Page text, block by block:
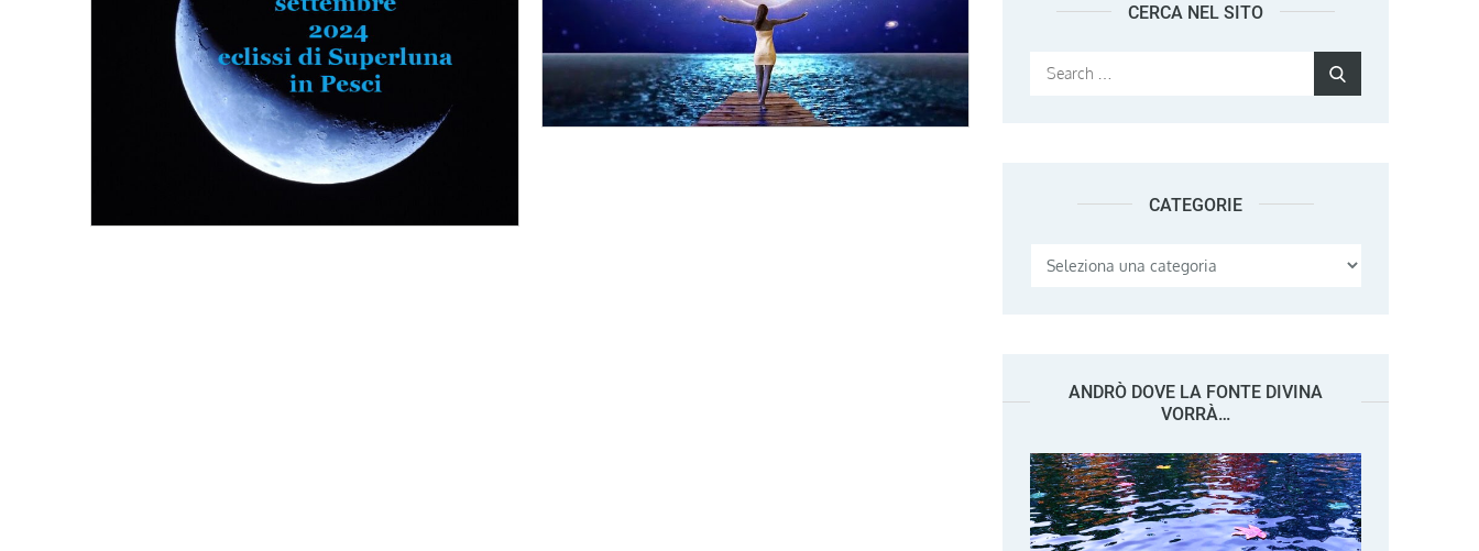
CERCA NEL SITO
Search
CATEGORIE
Categorie
ANDRÒ DOVE LA FONTE DIVINA
VORRÀ…